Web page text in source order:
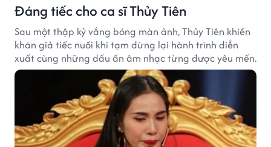
Đáng tiếc cho ca sĩ Thủy Tiên
Sau một thập kỷ vắng bóng màn ảnh, Thủy Tiên khiến
khán giả tiếc nuối khi tạm dừng lại hành trình diễn
xuất cùng những dấu ấn âm nhạc từng được yêu mến.